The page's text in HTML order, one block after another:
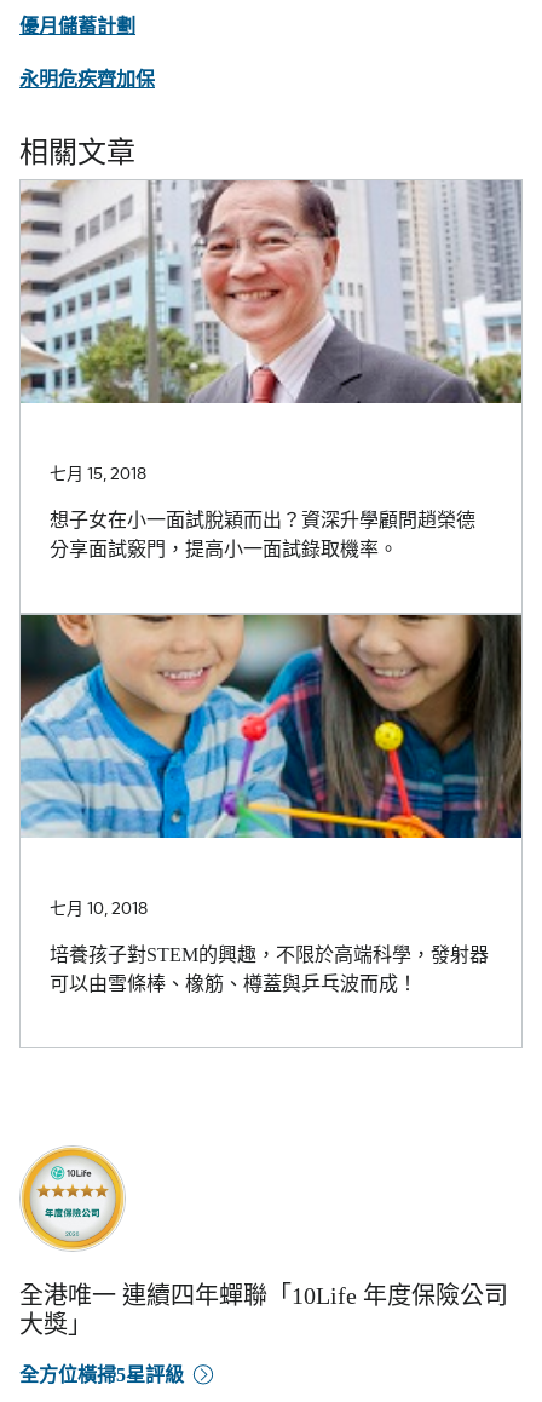
優月儲蓄計劃
永明危疾齊加保
相關文章
七月 15, 2018
想子女在小一面試脫穎而出？資深升學顧問趙榮德
分享面試竅門，提高小一面試錄取機率。
七月 10, 2018
培養孩子對STEM的興趣，不限於高端科學，發射器
可以由雪條棒、橡筋、樽蓋與乒乓波而成！
全港唯一 連續四年蟬聯「10Life 年度保險公司
大獎」
全方位橫掃5星評級